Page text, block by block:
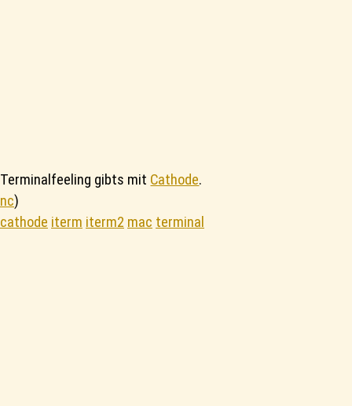
Terminalfeeling gibts mit Cathode.
nc)
cathode iterm iterm2 mac terminal